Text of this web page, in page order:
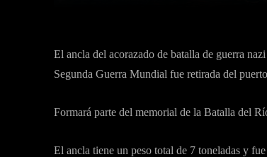
El ancla del acorazado de batalla de guerra
Segunda Guerra Mundial fue retirada del
Formará parte del memorial de la Batalla del
El ancla tiene un peso total de 7 toneladas y